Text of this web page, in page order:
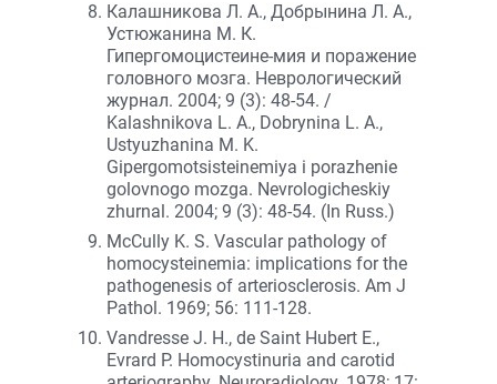
Калашникова Л. А., Добрынина Л. А.,
Устюжанина М. К.
Гипергомоцистеине-мия и поражение
головного мозга. Неврологический
журнал. 2004; 9 (3): 48-54. /
Kalashnikova L. A., Dobrynina L. A.,
Ustyuzhanina M. K.
Gipergomotsisteinemiya i porazhenie
golovnogo mozga. Nevrologicheskiy
zhurnal. 2004; 9 (3): 48-54. (In Russ.)
McCully K. S. Vascular pathology of
homocysteinemia: implications for the
pathogenesis of arteriosclerosis. Am J
Pathol. 1969; 56: 111-128.
Vandresse J. H., de Saint Hubert E.,
Evrard P. Homocystinuria and carotid